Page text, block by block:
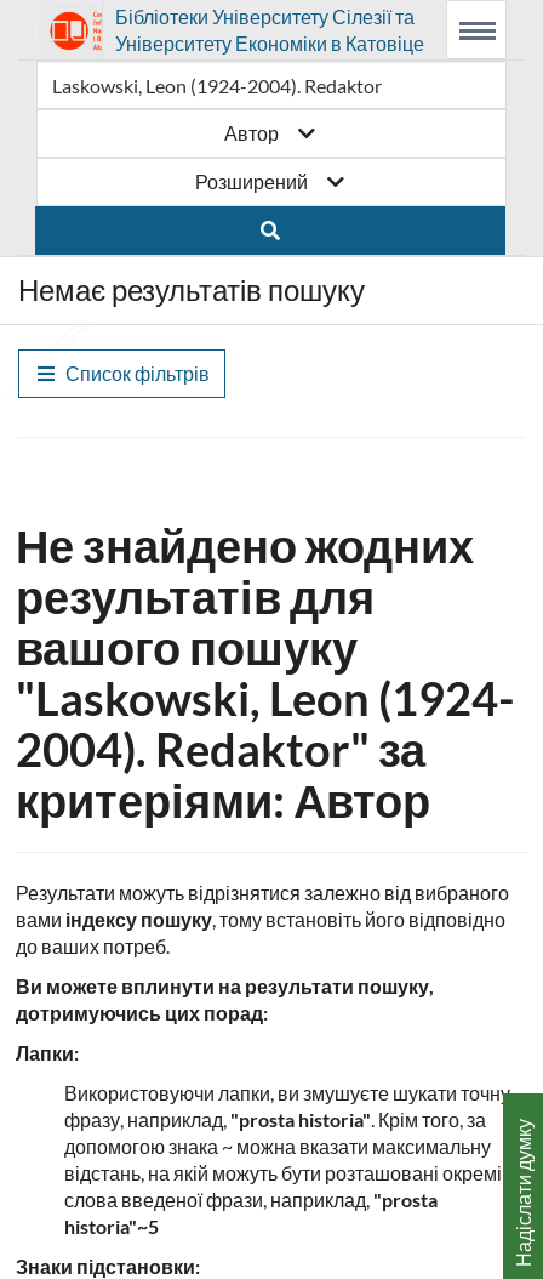
Головне
меню
Пошукова
система
Основний
контент
Перейти
на
головну
сторінку
бібліотеки
Бібліотеки
Університету
Сілезії
та
в
Катовіце
Посилання
відкриється
в
новому
вікні
Prolib
Integro
-
сторінка
Бібліотеки Університету Сілезії та
Університету Економіки в Катовіце
Menu
Автор
Розширений
Немає результатів пошуку
Список фільтрів
Не знайдено жодних
результатів для
вашого пошуку
"Laskowski, Leon (1924-
2004). Redaktor" за
критеріями: Автор
Результати можуть відрізнятися залежно від вибраного
вами індексу пошуку , тому встановіть його відповідно
до ваших потреб.
Ви можете вплинути на результати пошуку,
дотримуючись цих порад:
Лапки:
Використовуючи лапки, ви змушуєте шукати точну
фразу, наприклад, "prosta historia" . Крім того, за
допомогою знака ~ можна вказати максимальну
відстань, на якій можуть бути розташовані окремі
слова введеної фрази, наприклад, "prosta
historia"~5
Знаки підстановки:
Надіслати думку